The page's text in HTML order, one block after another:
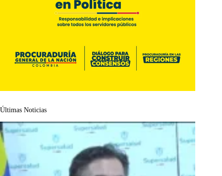
Últimas Noticias